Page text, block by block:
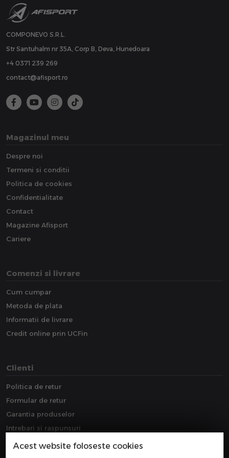
COMPONEVO S.R.L.
Str Santuhalm nr 35A, Corp B, Deva, Hunedoara
+4 0371 239 269
contact@afisport.ro
Magazinul meu
Despre noi
Termeni si conditii
Politica de cookies
Confidentialitate
Contact
Magazine Afisport
Cariere
Comenzi si livrare
Cum cumpar
Metoda de plata
Informatii de livrare
Credit online prin UCFin
Clienti
Politica de retur
Formular de retur
Garantia produselor
Intrebari si raspunsuri
Downloads
Acest website foloseste cookies